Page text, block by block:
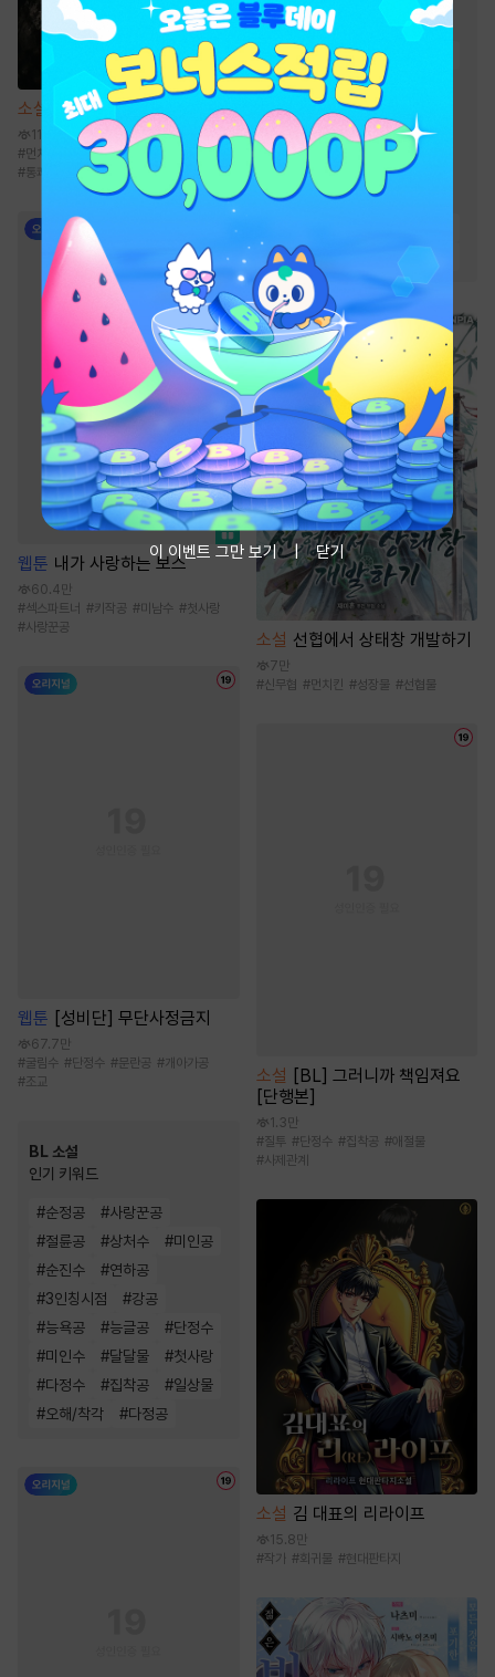
소설 검치
11.7만
#먼치킨 전통무협 # 비장함
성장물
#통쾌함
웹툰 내가 사랑하는 보스
60.4만
#섹스파트너 #키작공 #미남수 #첫사랑
#사랑꾼공
웹툰 [성비단] 무단사정금지
67.7만
#굴림수 #단정수 #문란공 # 개아가공
#조교
BL 소설
인기 키워드
#순정공 #사랑꾼공
#절륜공 #상처수 #미인공
#순진수 #연하공
#3인칭시점 #강공
#능욕공 #능글공 #단정수
#미인수 #달달물 #첫사랑
#다정수 #집착공 #일상물
#오해/착각 #다정공
인기 키워드
#이능력 #전쟁물
#시스템 #게임시스템
#천재 #재벌물
회귀물
#통쾌함 #생존물
#차원이동물
경영/기업
#스포츠물 #
유쾌함
#먼치킨 #
소설 선협에서 상태창 개발하기
7만
#신무협 #먼치킨 #성장물 #선협물
소설 [BL] 그러니까 책임져요
[단행본]
1.3만
#질투 #단정수 #집착공 #애절물
#사제관계
소설 김 대표의 리라이프
15.8만
#작가 #회귀물 #현대판타지
이 이벤트 그만 보기 닫기